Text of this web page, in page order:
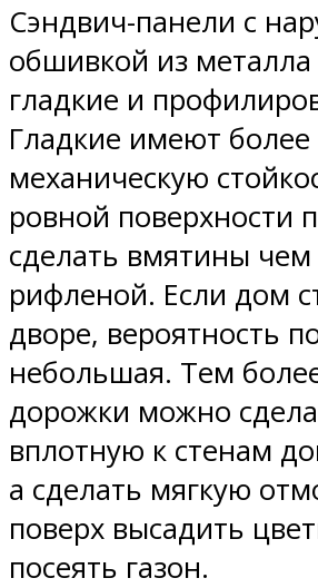
Сэндвич-панели с
обшивкой из
гладкие и
Гладкие имеют
механическую
ровной поверхности
сделать вмятины чем
рифленой. Если дом
дворе, вероятность
небольшая. Тем
дорожки можно
вплотную к стенам
а сделать мягкую
поверх высадить
посеять газон.